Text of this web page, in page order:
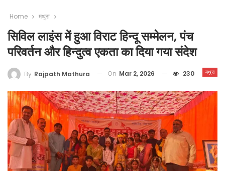
Home मथुरा
सिविल लाइंस में हुआ विराट हिन्दू सम्मेलन, पंच
परिवर्तन और हिन्दुत्व एकता का दिया गया संदेश
मथुरा
By Rajpath Mathura On Mar 2, 2026 230